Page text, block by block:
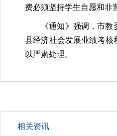
费必须坚持学生自愿和非
《通知》强调，市
县经济社会发展业绩考核
以严肃处理。
相关资讯